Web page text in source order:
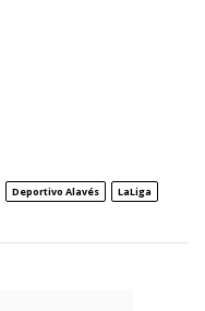
Deportivo Alavés
LaLiga